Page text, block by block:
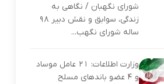
شورای نگهبان / نگاهی به
زندگی، سوابق و نقش دبیر ۹۸
ساله شورای نگهب...
وزارت اطلاعات: ۲۱ عامل موساد
و ۴ عضو باندهای مسلح